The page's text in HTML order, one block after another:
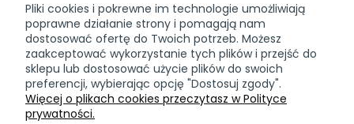
Zwroty & wymiana
Ponowna dostawa paczki
Dokumenty
Regulamin sklepu
Pliki cookies i pokrewne im technologie umożliwiają
poprawne działanie strony i pomagają nam
dostosować ofertę do Twoich potrzeb. Możesz
zaakceptować wykorzystanie tych plików i przejść do
sklepu lub dostosować użycie plików do swoich
preferencji, wybierając opcję "Dostosuj zgody".
Więcej o plikach cookies przeczytasz w Polityce
prywatności.